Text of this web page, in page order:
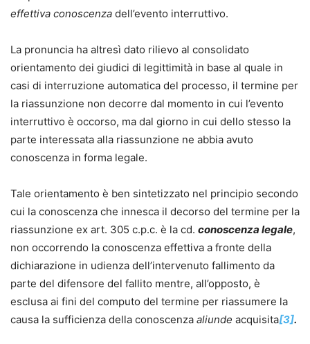
effettiva conoscenza dell’evento interruttivo.
La pronuncia ha altresì dato rilievo al consolidato
orientamento dei giudici di legittimità in base al quale in
casi di interruzione automatica del processo, il termine per
la riassunzione non decorre dal momento in cui l’evento
interruttivo è occorso, ma dal giorno in cui dello stesso la
parte interessata alla riassunzione ne abbia avuto
conoscenza in forma legale.
Tale orientamento è ben sintetizzato nel principio secondo
cui la conoscenza che innesca il decorso del termine per la
riassunzione ex art. 305 c.p.c. è la cd. conoscenza legale,
non occorrendo la conoscenza effettiva a fronte della
dichiarazione in udienza dell’intervenuto fallimento da
parte del difensore del fallito mentre, all’opposto, è
esclusa ai fini del computo del termine per riassumere la
causa la sufficienza della conoscenza aliunde acquisita[3].